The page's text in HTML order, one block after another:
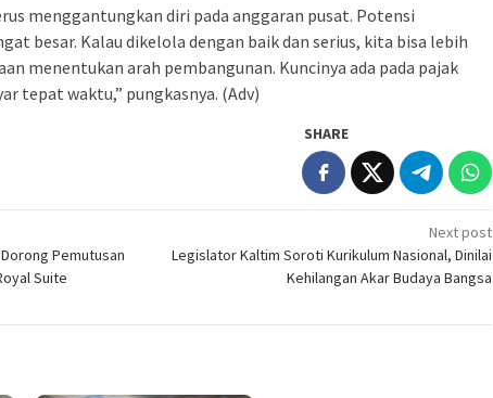
menggantungkan diri pada anggaran pusat. Potensi
besar. Kalau dikelola dengan baik dan serius, kita bisa lebih
menentukan arah pembangunan. Kuncinya ada pada pajak
tepat waktu,” pungkasnya. (Adv)
SHARE
Pemutusan
Suite
Next post
Legislator Kaltim Soroti Kurikulum Nasional, Dinilai
Kehilangan Akar Budaya Bangsa